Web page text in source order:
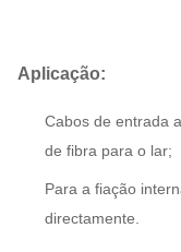
Aplicação:
Cabos de entrada
de fibra para o lar;
Para a fiação
directamente.